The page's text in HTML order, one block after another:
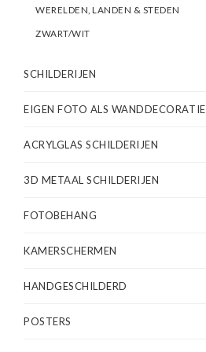
WERELDEN, LANDEN & STEDEN
ZWART/WIT
SCHILDERIJEN
EIGEN FOTO ALS WANDDECORATIE
ACRYLGLAS SCHILDERIJEN
3D METAAL SCHILDERIJEN
FOTOBEHANG
KAMERSCHERMEN
HANDGESCHILDERD
POSTERS